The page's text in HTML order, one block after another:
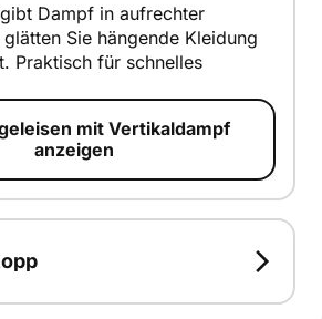
Dampf in aufrechter
Sie hängende Kleidung
Praktisch für schnelles
mit Vertikaldampf
anzeigen